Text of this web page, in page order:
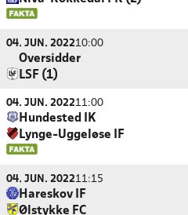
04. JUN. 202210:00
Oversidder
LSF (1)
04. JUN. 202211:00
Hundested IK
Lynge-Uggeløse IF
04. JUN. 202211:15
Hareskov IF
Ølstykke FC